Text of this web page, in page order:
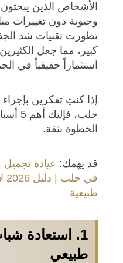
الأشخاص الذين
وحيوية دون تغييرات
تطورت تقنيات شد
كبير، مما جعل
استثماراً حقيقياً في
إذا كنتِ تفكرين
حلب،
الخطوة بثقة.
قد يهمك: عيادة تجميل
طبيعية
1. استعادة
طبيعي